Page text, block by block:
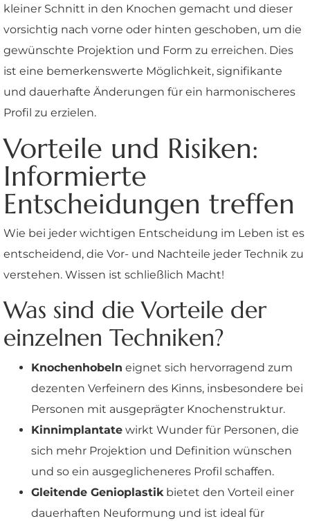
kleiner Schnitt in den Knochen gemacht und dieser
vorsichtig nach vorne oder hinten geschoben, um die
gewünschte Projektion und Form zu erreichen. Dies
ist eine bemerkenswerte Möglichkeit, signifikante
und dauerhafte Änderungen für ein harmonischeres
Profil zu erzielen.
Vorteile und Risiken:
Informierte
Entscheidungen treffen
Wie bei jeder wichtigen Entscheidung im Leben ist es
entscheidend, die Vor- und Nachteile jeder Technik zu
verstehen. Wissen ist schließlich Macht!
Was sind die Vorteile der
einzelnen Techniken?
Knochenhobeln eignet sich hervorragend zum
dezenten Verfeinern des Kinns, insbesondere bei
Personen mit ausgeprägter Knochenstruktur.
Kinnimplantate wirkt Wunder für Personen, die
sich mehr Projektion und Definition wünschen
und so ein ausgeglicheneres Profil schaffen.
Gleitende Genioplastikbietet den Vorteil einer
dauerhaften Neuformung und ist ideal für